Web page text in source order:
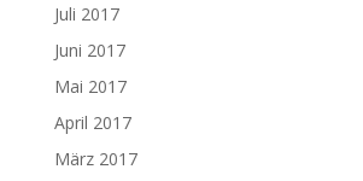
Juli 2017
Juni 2017
Mai 2017
April 2017
März 2017